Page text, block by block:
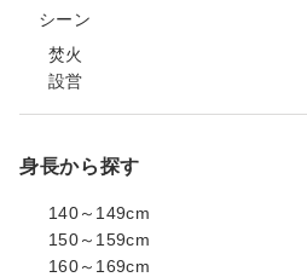
シーン
焚火
設営
身長から探す
140～149cm
150～159cm
160～169cm